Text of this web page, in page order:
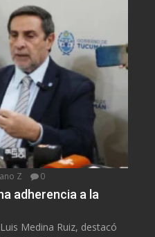
Z 0
adherencia a la
Medina Ruiz, destacó